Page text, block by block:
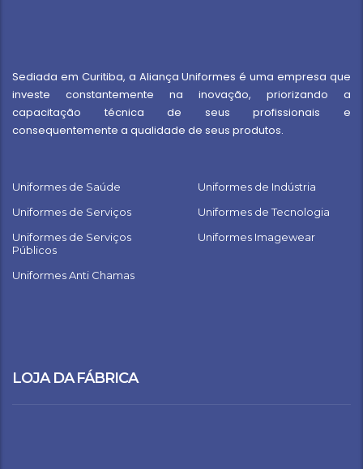
Sediada em Curitiba, a Aliança Uniformes é uma empresa que
investe constantemente na inovação, priorizando a
capacitação técnica de seus profissionais e
consequentemente a qualidade de seus produtos.
Uniformes de Saúde
Uniformes de Indústria
Uniformes de Serviços
Uniformes de Tecnologia
Uniformes de Serviços
Públicos
Uniformes Imagewear
Uniformes Anti Chamas
LOJA DA FÁBRICA